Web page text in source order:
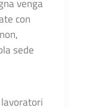
venga
con
sede